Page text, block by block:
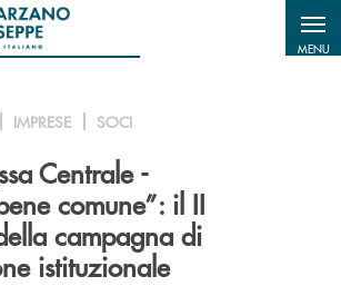
MENU
IMPRESE SOCI
Centrale -
comune”: il II
campagna di
istituzionale